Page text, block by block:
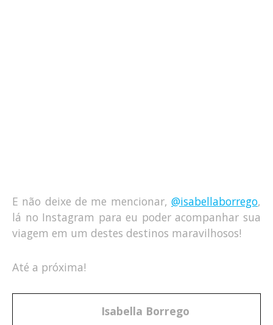
E não deixe de me mencionar, @isabellaborrego,
lá no Instagram para eu poder acompanhar sua
viagem em um destes destinos maravilhosos!
Até a próxima!
Isabella Borrego